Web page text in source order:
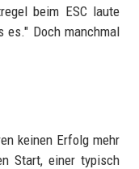
beim ESC laute
es." Doch manchmal
keinen Erfolg mehr
Start, einer typisch